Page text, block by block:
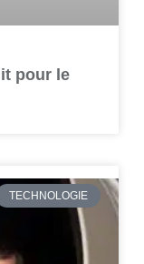
pour le
TECHNOLOGIE